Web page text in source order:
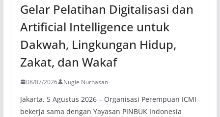
Gelar Pelatihan Digitalisasi dan
Artificial Intelligence untuk
Dakwah, Lingkungan Hidup,
Zakat, dan Wakaf
08/07/2026 Nugie Nurhasan
Jakarta, 5 Agustus 2026 – Organisasi Perempuan ICMI
bekerja sama dengan Yayasan PINBUK Indonesia